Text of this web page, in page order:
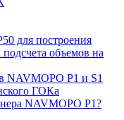
для построения
объемов на
NAVMOPO P1 и S1
ГОКа
NAVMOPO P1?